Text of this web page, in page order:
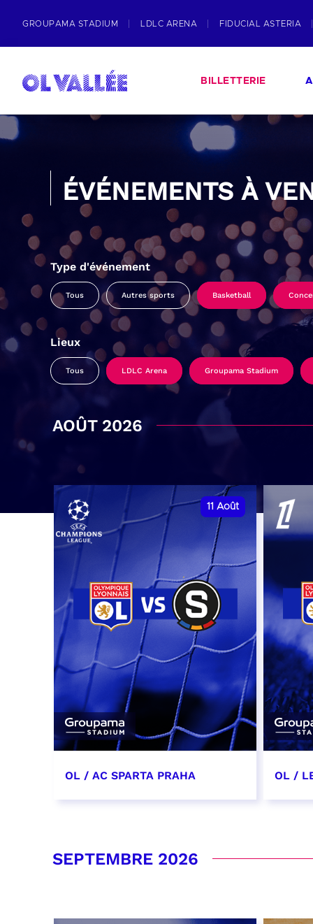
GROUPAMA STADIUM LDLC ARENA FIDUCIAL ASTERIA
BILLETTERIE
ÉVÉNEMENTS À
Type d'événement
Tous Autres sports Basketball
Lieux
Tous LDLC Arena Groupama Stadium
AOÛT 2026
11 Août
OL / AC SPARTA PRAHA OL /
SEPTEMBRE 2026